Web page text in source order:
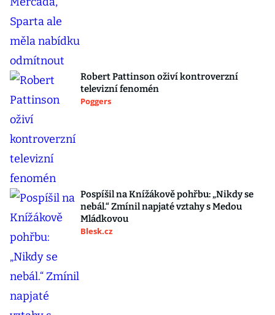
Robert Pattinson oživí kontroverzní
televizní fenomén
Poggers
Pospíšil na Knížákově pohřbu: „Nikdy se
nebál.“ Zmínil napjaté vztahy s Medou
Mládkovou
Blesk.cz